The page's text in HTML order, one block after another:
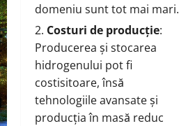
domeniu sunt tot mai mari.
Costuri de producție:
Producerea și stocarea
hidrogenului pot fi
costisitoare, însă
tehnologiile avansate și
producția în masă reduc